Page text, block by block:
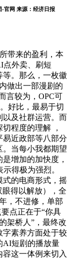
-官网 来源： 经济日报
带来的盈利，本
点外卖、刷短
等。那么，一枚徽
做出一部漫剧的
言较为，OPC可
好比，最易于切
以及社群运营。而
程度的理解 ，
近政部等八部分
。当每小我都期望
增加的加快度，
得极为强烈。
式的电商形式，摇
得以解放），全
，不进修，单部
点正在于“你具
架桥人”，最终改
字素养方面处于较
AI短剧的播放量
这一体例来切入